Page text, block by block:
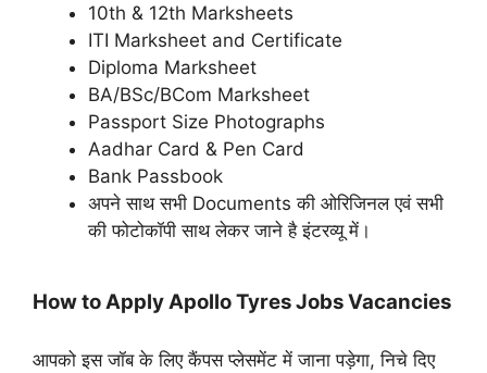
10th & 12th Marksheets
ITI Marksheet and Certificate
Diploma Marksheet
BA/BSc/BCom Marksheet
Passport Size Photographs
Aadhar Card & Pen Card
Bank Passbook
अपने साथ सभी Documents की ओरिजिनल एवं सभी
की फोटोकॉपी साथ लेकर जाने है इंटरव्यू में।
How to Apply Apollo Tyres Jobs Vacancies
आपको इस जॉब के लिए कैंपस प्लेसमेंट में जाना पड़ेगा, निचे दिए